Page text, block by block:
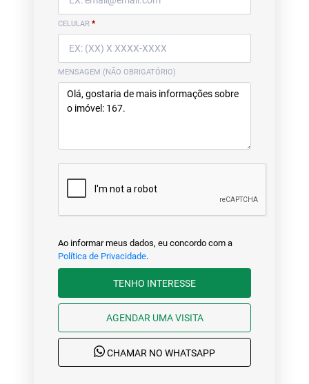
CELULAR *
MENSAGEM (NÃO OBRIGATÓRIO)
Ao informar meus dados, eu concordo com a
Política de Privacidade.
TENHO INTERESSE
AGENDAR UMA VISITA
CHAMAR NO WHATSAPP